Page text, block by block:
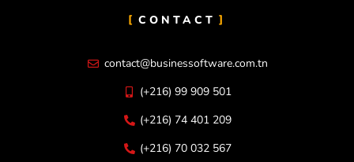
CONTACT
contact@businessoftware.com.tn
(+216) 99 909 501
(+216) 74 401 209
(+216) 70 032 567